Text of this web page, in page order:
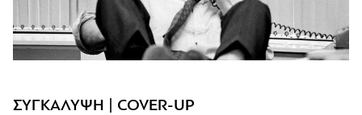
ΣΥΓΚΑΛΥΨΗ | COVER-UP